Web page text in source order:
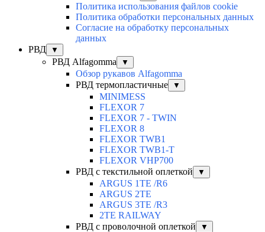
Политика использования файлов cookie
Политика обработки персональных данных
Согласие на обработку персональных
данных
РВД
▼
РВД Alfagomma ▼
Обзор рукавов Alfagomma
РВД термопластичные
▼
MINIMESS
FLEXOR 7
FLEXOR 7 - TWIN
FLEXOR 8
FLEXOR TWB1
FLEXOR TWB1-T
FLEXOR VHP700
РВД с текстильной оплеткой
▼
ARGUS 1TE /R6
ARGUS 2TЕ
ARGUS 3TE /R3
2TE RAILWAY
РВД с проволочной оплеткой
▼